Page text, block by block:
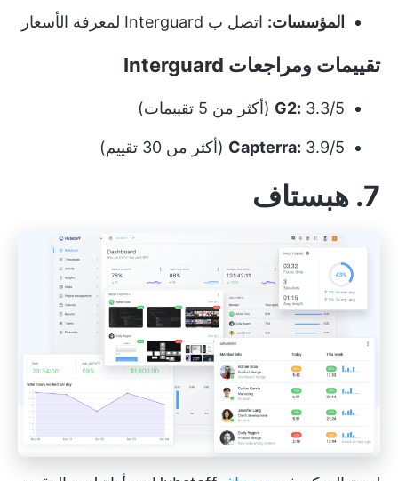
المؤسسات: اتصل ب Interguard لمعرفة الأسعار
تقييمات ومراجعات Interguard
G2: 3.3/5 (أكثر من 5 تقييمات)
Capterra: 3.9/5 (أكثر من 30 تقييم)
7. هبستاف